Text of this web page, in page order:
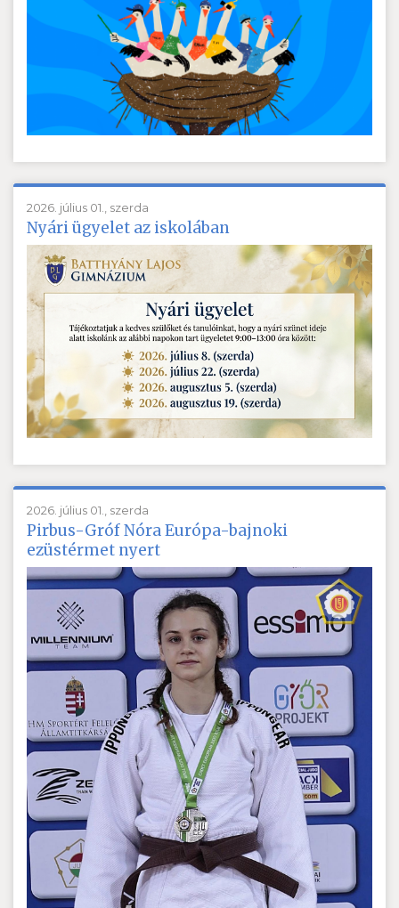
2026. július 01., szerda
Nyári ügyelet az iskolában
2026. július 01., szerda
Pirbus-Gróf Nóra Európa-bajnoki
ezüstérmet nyert